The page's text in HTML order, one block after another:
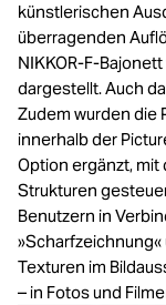
künstlerischen
überragenden
NIKKOR-F-
dargestellt. Auch
Zudem wurden die
innerhalb der
Option ergänzt,
Strukturen
Benutzern in
Texturen im
– in Fotos und